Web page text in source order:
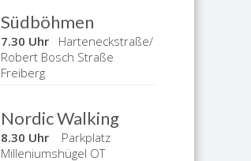
Südböhmen
7.30 Uhr
Harteneckstraße/
Robert Bosch Straße
Freiberg
Nordic Walking
8.30 Uhr
Parkplatz
Milleniumshügel OT